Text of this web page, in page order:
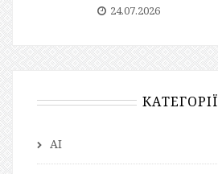
24.07.2026
КАТЕГОРІЇ
AI